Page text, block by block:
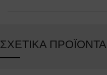
ΣΧΕΤΙΚΆ ΠΡΟΪΌΝΤΑ